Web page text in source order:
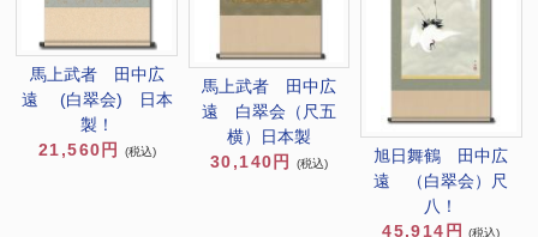
馬上武者 田中広
遠 (白翠会) 日本
製！
21,560円
(税込)
馬上武者 田中広
遠 白翠会（尺五
横）日本製
30,140円
(税込)
旭日舞鶴 田中広
遠 （白翠会）尺
八！
45,914円
(税込)